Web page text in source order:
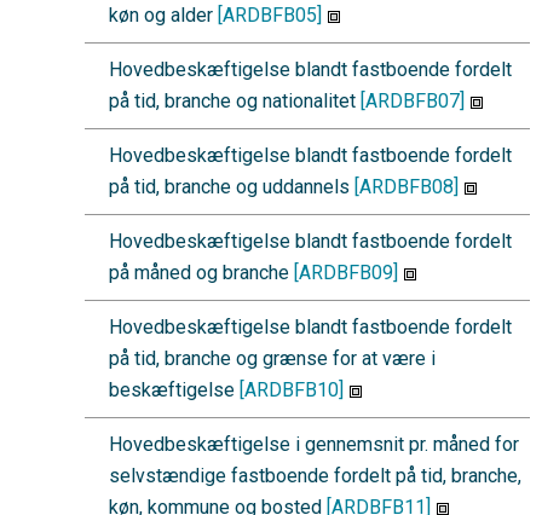
køn og alder [ARDBFB05]
Hovedbeskæftigelse blandt fastboende fordelt
på tid, branche og nationalitet [ARDBFB07]
Hovedbeskæftigelse blandt fastboende fordelt
på tid, branche og uddannels [ARDBFB08]
Hovedbeskæftigelse blandt fastboende fordelt
på måned og branche [ARDBFB09]
Hovedbeskæftigelse blandt fastboende fordelt
på tid, branche og grænse for at være i
beskæftigelse [ARDBFB10]
Hovedbeskæftigelse i gennemsnit pr. måned for
selvstændige fastboende fordelt på tid, branche,
køn, kommune og bosted [ARDBFB11]